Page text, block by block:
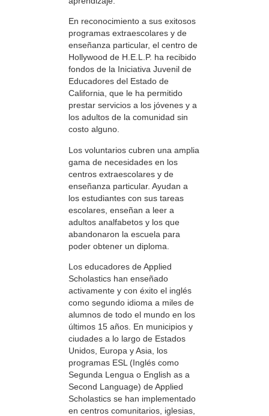
En reconocimiento a sus exitosos
programas extraescolares y de
enseñanza particular, el centro de
Hollywood de H.E.L.P. ha recibido
fondos de la Iniciativa Juvenil de
Educadores del Estado de
California, que le ha permitido
prestar servicios a los jóvenes y a
los adultos de la comunidad sin
costo alguno.
Los voluntarios cubren una amplia
gama de necesidades en los
centros extraescolares y de
enseñanza particular. Ayudan a
los estudiantes con sus tareas
escolares, enseñan a leer a
adultos analfabetos y los que
abandonaron la escuela para
poder obtener un diploma.
Los educadores de Applied
Scholastics han enseñado
activamente y con éxito el inglés
como segundo idioma a miles de
alumnos de todo el mundo en los
últimos 15 años. En municipios y
ciudades a lo largo de Estados
Unidos, Europa y Asia, los
programas ESL (Inglés como
Segunda Lengua o English as a
Second Language) de Applied
Scholastics se han implementado
en centros comunitarios, iglesias,